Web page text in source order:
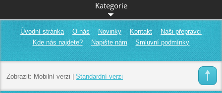
Kategorie
Úvodní stránka O nás Novinky Kontakt
Naši přepravci
Kde nás najdete?
Napište nám Smluvní podmínky
Zobrazit: Mobilní verzi | Standardní verzi